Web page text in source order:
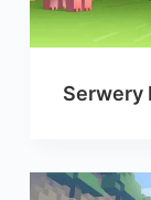
Serwery